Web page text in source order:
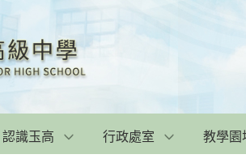
認識玉高 行政處室 教學園